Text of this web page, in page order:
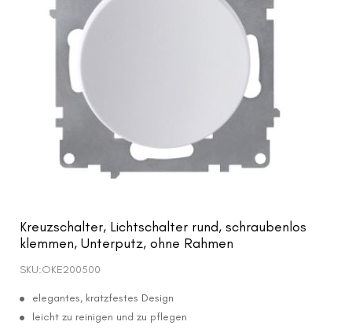
Kreuzschalter, Lichtschalter rund, schraubenlos
klemmen, Unterputz, ohne Rahmen
SKU:OKE200500
elegantes, kratzfestes Design
leicht zu reinigen und zu pflegen